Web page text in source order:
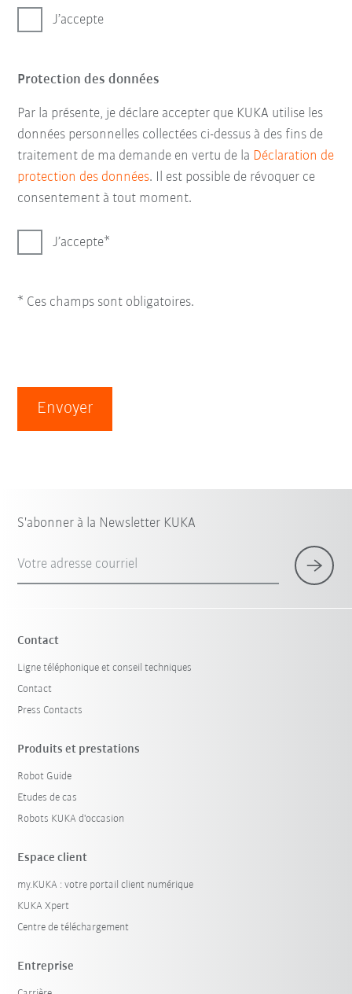
J’accepte
Protection des données
Par la présente, je déclare accepter que KUKA utilise les
données personnelles collectées ci-dessus à des fins de
traitement de ma demande en vertu de la Déclaration de
protection des données. Il est possible de révoquer ce
consentement à tout moment.
J’accepte
* Ces champs sont obligatoires.
Envoyer
S'abonner à la Newsletter KUKA
Votre adresse courriel
Contact
Ligne téléphonique et conseil techniques
Contact
Press Contacts
Produits et prestations
Robot Guide
Etudes de cas
Robots KUKA d'occasion
Espace client
my.KUKA : votre portail client numérique
KUKA Xpert
Centre de téléchargement
Entreprise